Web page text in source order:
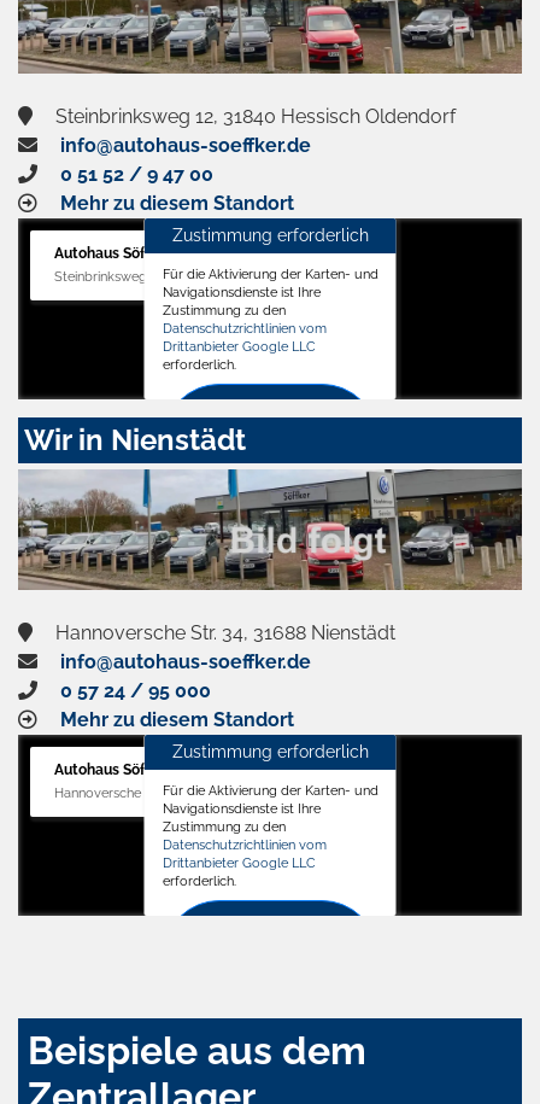
Steinbrinksweg 12, 31840 Hessisch Oldendorf
info@autohaus-soeffker.de
0 51 52 / 9 47 00
Mehr zu diesem Standort
Autohaus Söffker GmbH
Steinbrinksweg 12, 31840 Hessisch Oldendorf
Zustimmung erforderlich
Für die Aktivierung der Karten- und
Navigationsdienste ist Ihre
Zustimmung zu den
Datenschutzrichtlinien vom
Drittanbieter Google LLC
erforderlich.
Zustimmen
aktivieren
Wir in Nienstädt
Hannoversche Str. 34, 31688 Nienstädt
info@autohaus-soeffker.de
0 57 24 / 95 000
Mehr zu diesem Standort
Autohaus Söffker GmbH
Hannoversche Str. 34, 31688 Nienstädt
Zustimmung erforderlich
Für die Aktivierung der Karten- und
Navigationsdienste ist Ihre
Zustimmung zu den
Datenschutzrichtlinien vom
Drittanbieter Google LLC
erforderlich.
Beispiele aus dem